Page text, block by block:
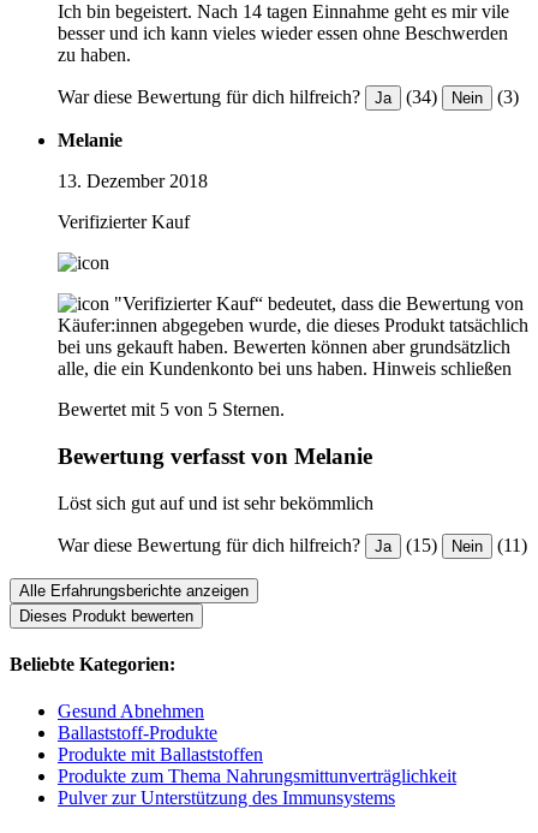
Ich bin begeistert. Nach 14 tagen Einnahme geht es mir vile
besser und ich kann vieles wieder essen ohne Beschwerden
zu haben.
War diese Bewertung für dich hilfreich? Ja (34) Nein (3)
Melanie
13. Dezember 2018
Verifizierter Kauf
"Verifizierter Kauf“ bedeutet, dass die Bewertung von
Käufer:innen abgegeben wurde, die dieses Produkt tatsächlich
bei uns gekauft haben. Bewerten können aber grundsätzlich
alle, die ein Kundenkonto bei uns haben. Hinweis schließen
Bewertet mit 5 von 5 Sternen.
Bewertung verfasst von Melanie
Löst sich gut auf und ist sehr bekömmlich
War diese Bewertung für dich hilfreich? Ja (15) Nein (11)
Alle Erfahrungsberichte anzeigen
Dieses Produkt bewerten
Beliebte Kategorien:
Gesund Abnehmen
Ballaststoff-Produkte
Produkte mit Ballaststoffen
Produkte zum Thema Nahrungsmittunverträglichkeit
Pulver zur Unterstützung des Immunsystems